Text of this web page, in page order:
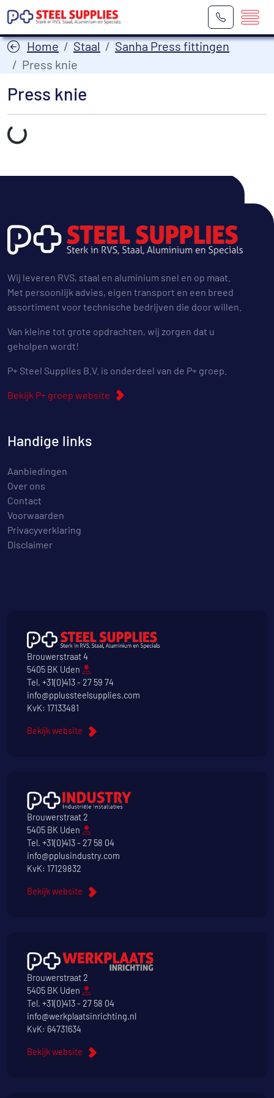
Home Staal
Sanha Press fittingen
Press knie
Press knie
Laden...
Wij leveren RVS, staal en aluminium snel en op maat.
Met persoonlijk advies, eigen transport en een breed
assortiment voor technische bedrijven die door willen.
Van kleine tot grote opdrachten, wij zorgen dat u
geholpen wordt!
P+ Steel Supplies B.V. is onderdeel van de P+ groep.
Bekijk P+ groep website
Handige links
Aanbiedingen
Over ons
Contact
Voorwaarden
Privacyverklaring
Disclaimer
Brouwerstraat 4
5405 BK Uden
Tel. +31(0)413 - 27 59 74
info@pplussteelsupplies.com
KvK: 17133481
Bekijk website
Brouwerstraat 2
5405 BK Uden
Tel. +31(0)413 - 27 58 04
info@pplusindustry.com
KvK: 17129832
Bekijk website
Brouwerstraat 2
5405 BK Uden
Tel. +31(0)413 - 27 58 04
info@werkplaatsinrichting.nl
KvK: 64731634
Bekijk website